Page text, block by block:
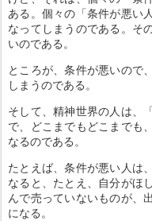
ある。個々の「条件が悪い
なってしまうのである。そ
いのである。
ところが、条件が悪いので
しまうのである。
そして、精神世界の人は、
で、どこまでもどこまでも
なるのである。
たとえば、条件が悪い人は
なると、たとえ、自分がほ
んで売っていないものが、
になる。